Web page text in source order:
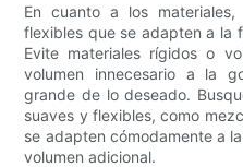
En cuanto a los
flexibles que se adapten a la
Evite materiales rígidos o
volumen innecesario a la
grande de lo deseado.
suaves y flexibles, como
se adapten cómodamente a
volumen adicional.